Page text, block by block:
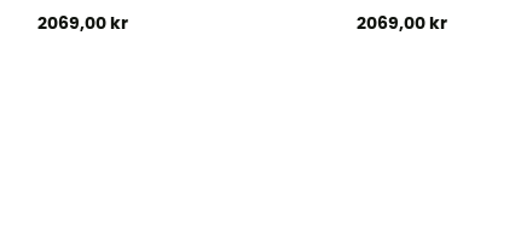
2069,00 kr 2069,00 kr